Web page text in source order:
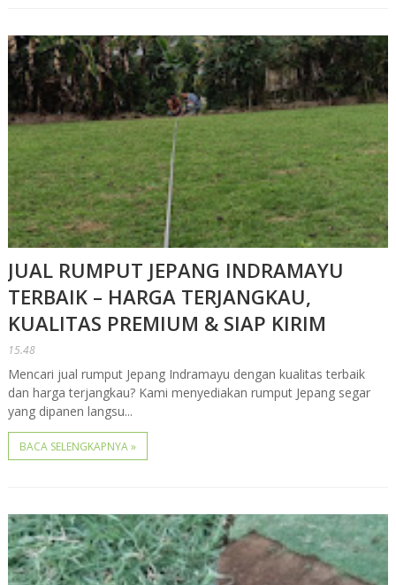
JUAL RUMPUT JEPANG INDRAMAYU
TERBAIK – HARGA TERJANGKAU,
KUALITAS PREMIUM & SIAP KIRIM
15.48
Mencari jual rumput Jepang Indramayu dengan kualitas terbaik
dan harga terjangkau? Kami menyediakan rumput Jepang segar
yang dipanen langsu...
BACA SELENGKAPNYA »